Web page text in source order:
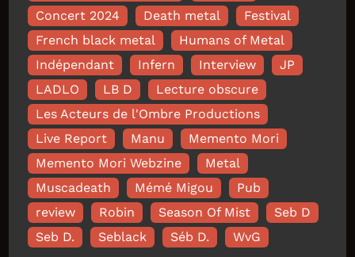
Concert 2024
Death metal
Festival
French black metal
Humans of Metal
Indépendant
Infern Interview
JP
LADLO
LB D
Lecture obscure
Les Acteurs de l'Ombre Productions
Live Report
Manu
Memento Mori
Memento Mori Webzine
Metal
Muscadeath
Mémé Migou
Pub
review
Robin Season Of Mist
Seb D
Seb D.
Seblack Séb D. WvG